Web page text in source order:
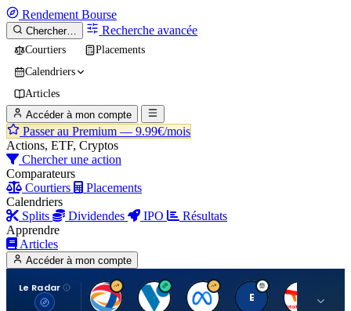
Rendement Bourse
Chercher… Recherche avancée
Courtiers
Placements
Calendriers
Articles
Accéder à mon compte
Passer au Premium — 9.99€/mois
Actions, ETF, Cryptos
Chercher une action
Comparateurs
Courtiers
Placements
Calendriers
Splits
Dividendes IPO
Résultats
Apprendre
Articles
Accéder à mon compte
Le Radar
T V M E T